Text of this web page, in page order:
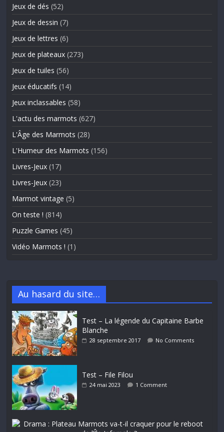
Jeux de dés (52)
Jeux de dessin (7)
Jeux de lettres (6)
Jeux de plateaux (273)
Jeux de tuiles (56)
Jeux éducatifs (14)
Jeux inclassables (58)
L'actu des marmots (627)
L'Âge des Marmots (28)
L'Humeur des Marmots (156)
Livres-Jeux (17)
Livres-Jeux (23)
Marmot vintage (5)
On teste ! (814)
Puzzle Games (45)
Vidéo Marmots ! (1)
Au hasard du site…
Test – La légende du Capitaine Barbe
Blanche
28 septembre 2017 No Comments
Test – File Filou
24 mai 2023 1 Comment